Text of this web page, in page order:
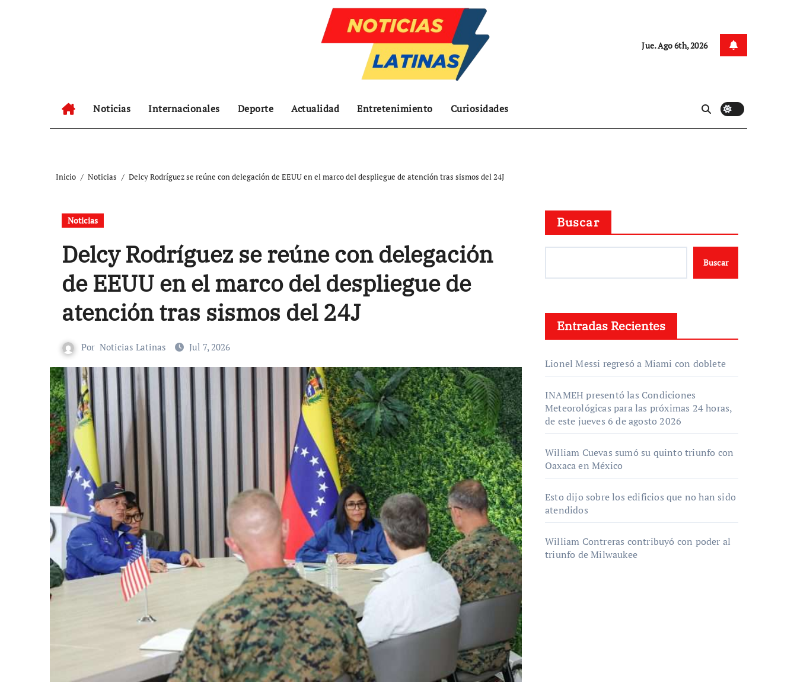
Jue. Ago 6th, 2026
Noticias Internacionales Deporte Actualidad Entretenimiento Curiosidades
Inicio Noticias Delcy Rodríguez se reúne con delegación de EEUU en el marco del despliegue de atención tras sismos del 24J
Noticias
Delcy Rodríguez se reúne con delegación
de EEUU en el marco del despliegue de
atención tras sismos del 24J
Por Noticias Latinas Jul 7, 2026
Buscar
Buscar
Entradas Recientes
Lionel Messi regresó a Miami con doblete
INAMEH presentó las Condiciones
Meteorológicas para las próximas 24 horas,
de este jueves 6 de agosto 2026
William Cuevas sumó su quinto triunfo con
Oaxaca en México
Esto dijo sobre los edificios que no han sido
atendidos
William Contreras contribuyó con poder al
triunfo de Milwaukee